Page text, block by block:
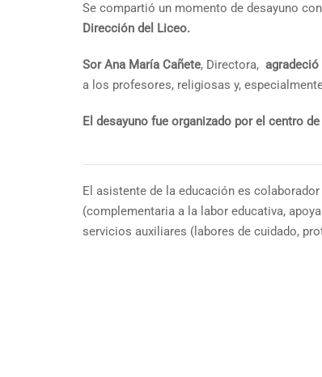
Se compartió un momento de desayuno
Dirección del Liceo.
Sor Ana María Cañete, Directora,
a los profesores, religiosas y,
El desayuno fue organizado por el centro
El asistente de la educación es
(complementaria a la labor educativa,
servicios auxiliares (labores de cuidado,